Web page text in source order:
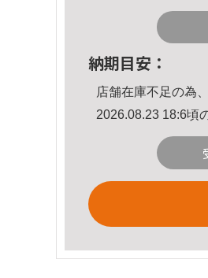
納期目安：
店舗在庫不足の為
2026.08.23 18:6頃